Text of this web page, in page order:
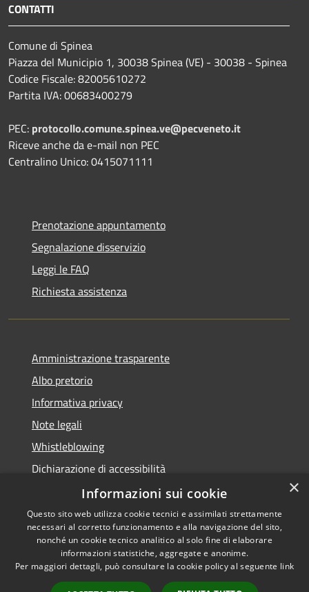
CONTATTI
Comune di Spinea
Piazza del Municipio 1, 30038 Spinea (VE) - 30038 - Spinea
Codice Fiscale: 82005610272
Partita IVA: 00683400279
PEC: protocollo.comune.spinea.ve@pecveneto.it
Riceve anche da e-mail non PEC
Centralino Unico: 0415071111
Prenotazione appuntamento
Segnalazione disservizio
Leggi le FAQ
Richiesta assistenza
Amministrazione trasparente
Albo pretorio
Informativa privacy
Note legali
Whistleblowing
Dichiarazione di accessibilità
Obiettivi di accessibilità
RSS
Accessibilità
Copyright © 2026 • Comune di
×
Informazioni sui cookie
Questo sito web utilizza cookie tecnici e assimilati strettamente
necessari al corretto funzionamento e alla navigazione del sito,
nonché un cookie tecnico analitico al solo fine di elaborare
informazioni statistiche, aggregate e anonime.
Per maggiori dettagli, può consultare la cookie policy al seguente link